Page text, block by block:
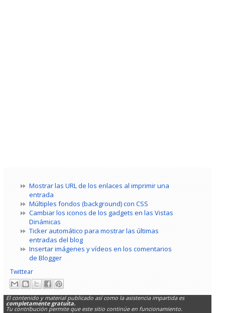
Mostrar las URL de los enlaces al imprimir una
entrada
Múltiples fondos (background) con CSS
Cambiar los iconos de los gadgets en las Vistas
Dinámicas
Ticker automático para mostrar las últimas
entradas del blog
Insertar imágenes y vídeos en los comentarios
de Blogger
Twittear
El contenido y material publicado así como la asistencia impartida es
completamente gratuita.
Tu contribución permite que este sitio continúe en funcionamiento.